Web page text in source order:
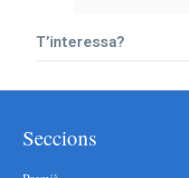
T’interessa?
Seccions